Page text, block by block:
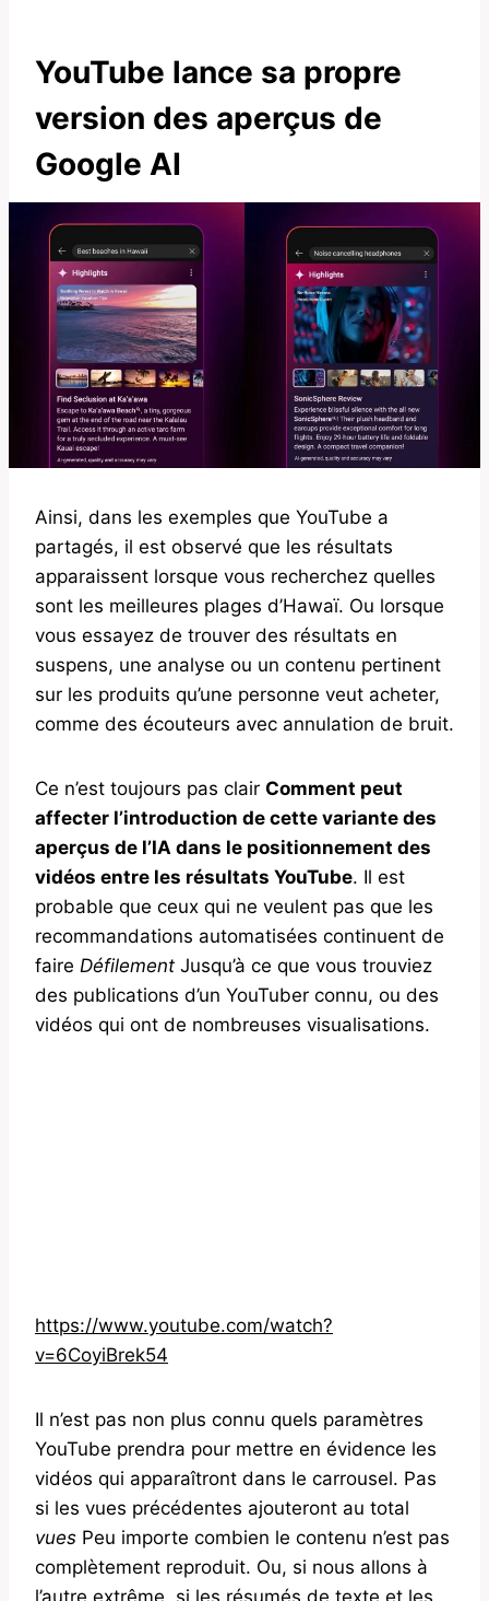
YouTube lance sa propre
version des aperçus de
Google AI
Ainsi, dans les exemples que YouTube a
partagés, il est observé que les résultats
apparaissent lorsque vous recherchez quelles
sont les meilleures plages d’Hawaï. Ou lorsque
vous essayez de trouver des résultats en
suspens, une analyse ou un contenu pertinent
sur les produits qu’une personne veut acheter,
comme des écouteurs avec annulation de bruit.
Ce n’est toujours pas clair Comment peut
affecter l’introduction de cette variante des
aperçus de l’IA dans le positionnement des
vidéos entre les résultats YouTube. Il est
probable que ceux qui ne veulent pas que les
recommandations automatisées continuent de
faire Défilement Jusqu’à ce que vous trouviez
des publications d’un YouTuber connu, ou des
vidéos qui ont de nombreuses visualisations.
https://www.youtube.com/watch?
v=6CoyiBrek54
Il n’est pas non plus connu quels paramètres
YouTube prendra pour mettre en évidence les
vidéos qui apparaîtront dans le carrousel. Pas
si les vues précédentes ajouteront au total
vues Peu importe combien le contenu n’est pas
complètement reproduit. Ou, si nous allons à
l’autre extrême, si les résumés de texte et les